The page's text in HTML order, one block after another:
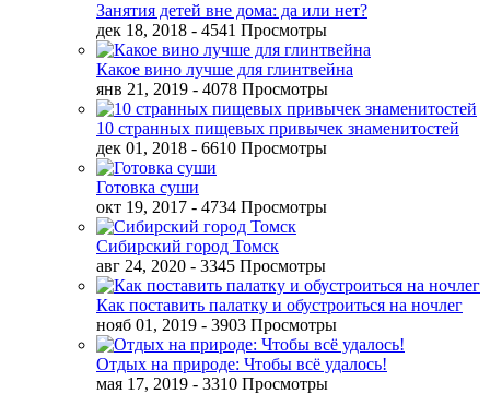
Занятия детей вне дома: да или нет?
дек 18, 2018 - 4541 Просмотры
Какое вино лучше для глинтвейна
янв 21, 2019 - 4078 Просмотры
10 странных пищевых привычек знаменитостей
дек 01, 2018 - 6610 Просмотры
Готовка суши
окт 19, 2017 - 4734 Просмотры
Сибирский город Томск
авг 24, 2020 - 3345 Просмотры
Как поставить палатку и обустроиться на ночлег
нояб 01, 2019 - 3903 Просмотры
Отдых на природе: Чтобы всё удалось!
мая 17, 2019 - 3310 Просмотры